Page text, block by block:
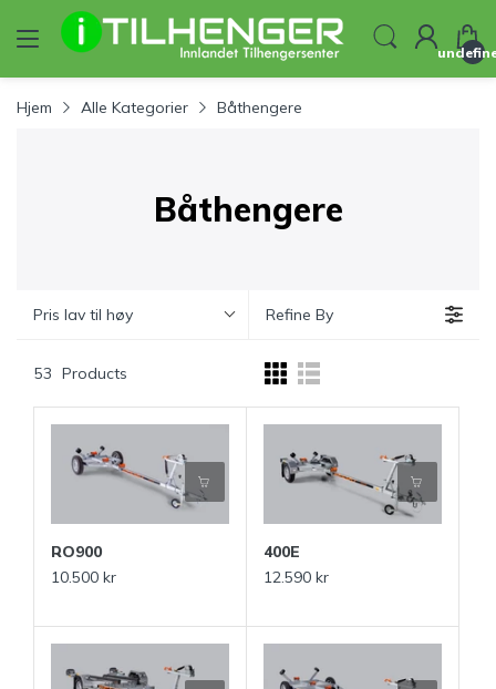
Hjem Alle Kategorier Båthengere
Båthengere
Pris lav til høy Refine By
53 Products
RO900
10.500 kr
400E
12.590 kr